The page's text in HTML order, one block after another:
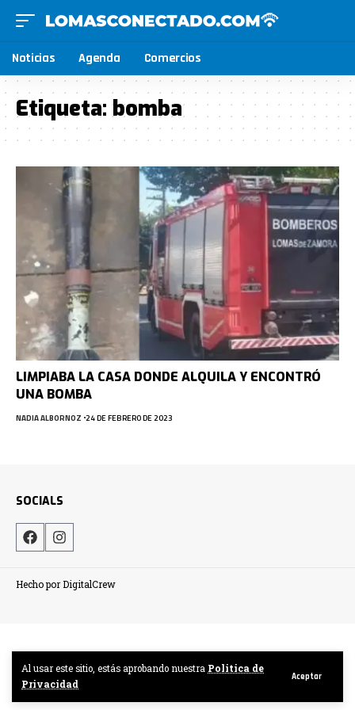
Al usar este sitio, estás aprobando nuestra Politica de
Privacidad
Aceptar
Noticias Agenda Comercios
Etiqueta:bomba
LIMPIABA LA CASA DONDE ALQUILA Y ENCONTRÓ
UNA BOMBA
NADIA ALBORNOZ 24 DE FEBRERO DE 2023
SOCIALS
Hecho por DigitalCrew